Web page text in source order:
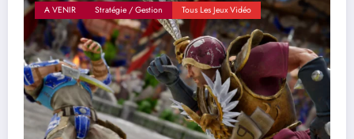
A VENIR Stratégie / Gestion Tous Les Jeux Vidéo